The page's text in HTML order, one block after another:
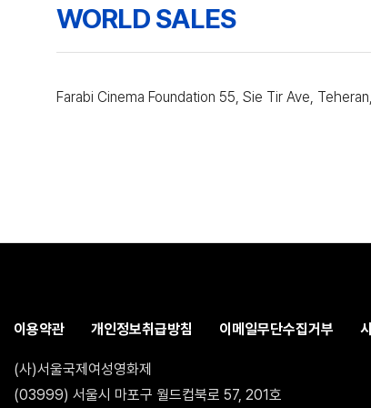
WORLD SALES
Farabi Cinema Foundation 55, Sie Tir Ave,
이용약관 개인정보취급방침 이메일무단수집거부
(사)서울국제여성영화제
(03999) 서울시 마포구 월드컵북로 57, 201호